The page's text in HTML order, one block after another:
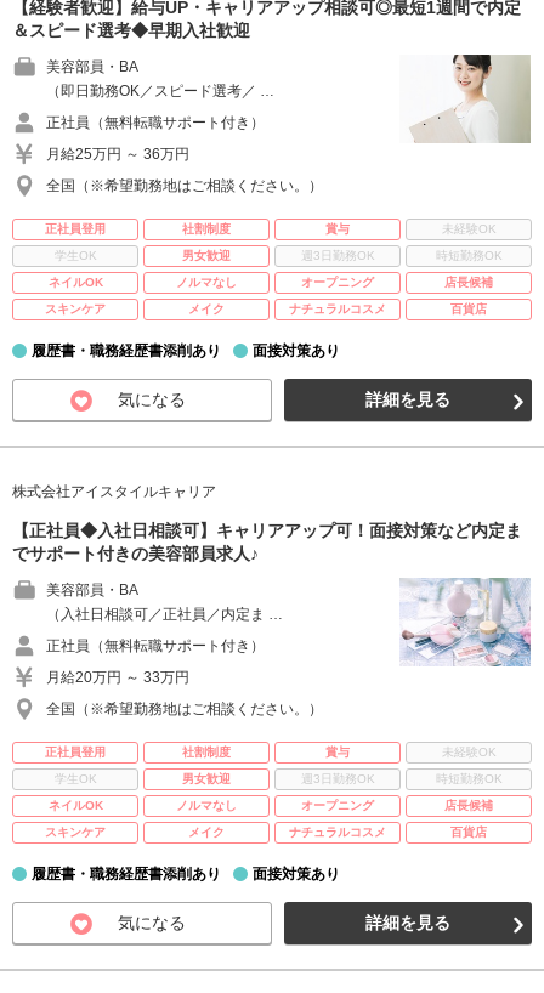
【経験者歓迎】給与UP・キャリアアップ相談可◎最短1週間で内定
＆スピード選考◆早期入社歓迎
美容部員・BA
（即日勤務OK／スピード選考／ …
正社員（無料転職サポート付き）
月給25万円 ～ 36万円
全国（※希望勤務地はご相談ください。）
正社員登用 社割制度 賞与
未経験OK
学生OK
男女歓迎 週3日勤務OK
時短勤務OK
ネイルOK
ノルマなし オープニング
店長候補
スキンケア
メイク ナチュラルコスメ 百貨店
履歴書・職務経歴書添削あり 面接対策あり
気になる 詳細を見る
株式会社アイスタイルキャリア
【正社員◆入社日相談可】キャリアアップ可！面接対策など内定ま
でサポート付きの美容部員求人♪
美容部員・BA
（入社日相談可／正社員／内定ま …
正社員（無料転職サポート付き）
月給20万円 ～ 33万円
全国（※希望勤務地はご相談ください。）
正社員登用 社割制度 賞与
未経験OK
学生OK
男女歓迎 週3日勤務OK
時短勤務OK
ネイルOK
ノルマなし オープニング
店長候補
スキンケア
メイク ナチュラルコスメ 百貨店
履歴書・職務経歴書添削あり 面接対策あり
気になる 詳細を見る